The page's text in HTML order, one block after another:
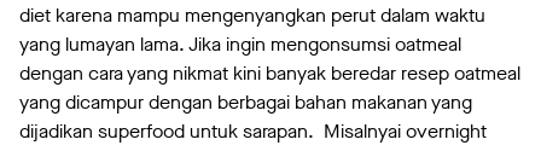
diet karena mampu mengenyangkan perut dalam waktu
yang lumayan lama. Jika ingin mengonsumsi oatmeal
dengan cara yang nikmat kini banyak beredar resep oatmeal
yang dicampur dengan berbagai bahan makanan yang
dijadikan superfood untuk sarapan. Misalnyai overnight